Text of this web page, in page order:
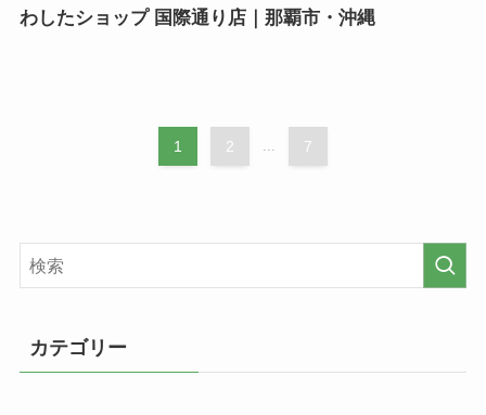
わしたショップ 国際通り店｜那覇市・沖縄
1 2 ... 7
カテゴリー